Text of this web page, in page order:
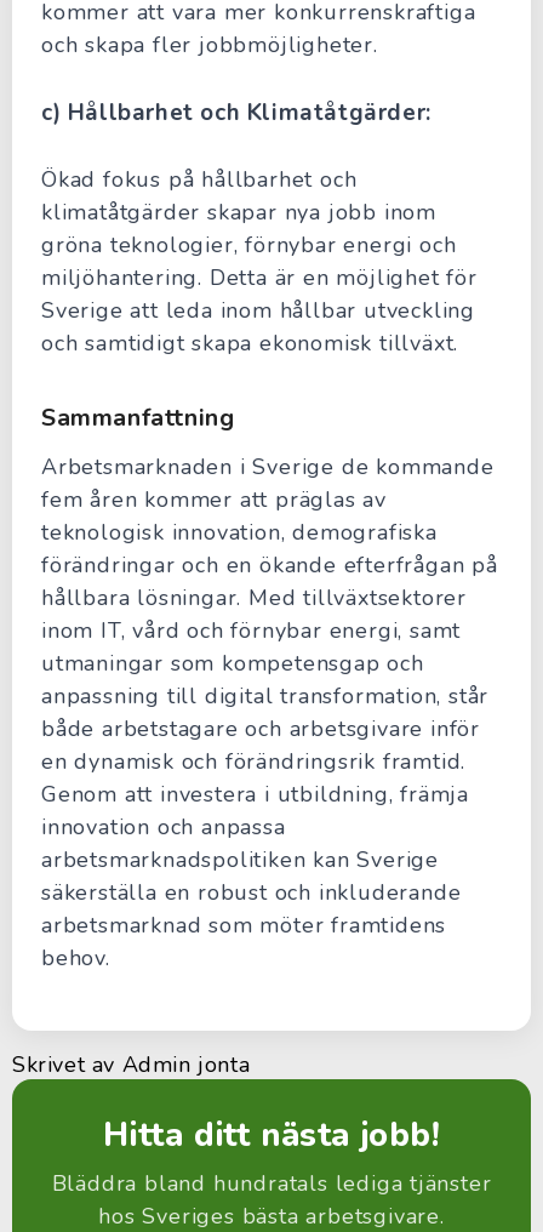
kommer att vara mer konkurrenskraftiga
och skapa fler jobbmöjligheter.
c) Hållbarhet och Klimatåtgärder:
Ökad fokus på hållbarhet och
klimatåtgärder skapar nya jobb inom
gröna teknologier, förnybar energi och
miljöhantering. Detta är en möjlighet för
Sverige att leda inom hållbar utveckling
och samtidigt skapa ekonomisk tillväxt.
Sammanfattning
Arbetsmarknaden i Sverige de kommande
fem åren kommer att präglas av
teknologisk innovation, demografiska
förändringar och en ökande efterfrågan på
hållbara lösningar. Med tillväxtsektorer
inom IT, vård och förnybar energi, samt
utmaningar som kompetensgap och
anpassning till digital transformation, står
både arbetstagare och arbetsgivare inför
en dynamisk och förändringsrik framtid.
Genom att investera i utbildning, främja
innovation och anpassa
arbetsmarknadspolitiken kan Sverige
säkerställa en robust och inkluderande
arbetsmarknad som möter framtidens
behov.
Skrivet av Admin jonta
Hitta ditt nästa jobb!
Bläddra bland hundratals lediga tjänster
hos Sveriges bästa arbetsgivare.